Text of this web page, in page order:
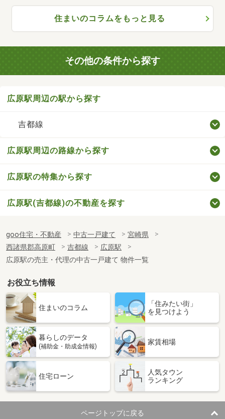
住まいのコラムをもっと見る
その他の条件から探す
広原駅周辺の駅から探す
吉都線
広原駅周辺の路線から探す
広原駅の特集から探す
広原駅(吉都線)の不動産を探す
goo住宅・不動産 中古一戸建て
宮崎県
西諸県郡高原町
吉都線
広原駅
広原駅の売主・代理の中古一戸建て 物件一覧
お役立ち情報
住まいのコラム
「住みたい街」
を見つけよう
暮らしのデータ
(補助金・助成金情報)
家賃相場
住宅ローン
人気タウン
ランキング
ページトップに戻る